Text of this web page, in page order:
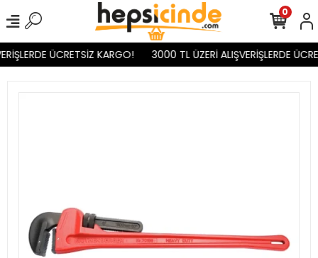
ÜCRETSİZ KARGO! 3000 TL ÜZERİ ALIŞVERİŞLERDE
0